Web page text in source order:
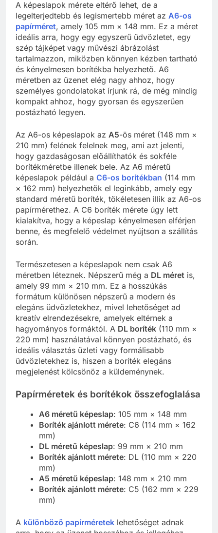
A képeslapok mérete eltérő lehet, de a
legelterjedtebb és legismertebb méret az A6-os
papírméret, amely 105 mm × 148 mm. Ez a méret
ideális arra, hogy egy egyszerű üdvözletet, egy
szép tájképet vagy művészi ábrázolást
tartalmazzon, miközben könnyen kézben tartható
és kényelmesen borítékba helyezhető. A6
méretben az üzenet elég nagy ahhoz, hogy
személyes gondolatokat írjunk rá, de még mindig
kompakt ahhoz, hogy gyorsan és egyszerűen
postázható legyen.
Az A6-os képeslapok az A5-ös méret (148 mm ×
210 mm) felének felelnek meg, ami azt jelenti,
hogy gazdaságosan előállíthatók és sokféle
borítékméretbe illenek bele. Az A6 méretű
képeslapok például a C6-os borítékban (114 mm
× 162 mm) helyezhetők el leginkább, amely egy
standard méretű boríték, tökéletesen illik az A6-os
papírmérethez. A C6 boríték mérete úgy lett
kialakítva, hogy a képeslap kényelmesen elférjen
benne, és megfelelő védelmet nyújtson a szállítás
során.
Természetesen a képeslapok nem csak A6
méretben léteznek. Népszerű még a DL méret is,
amely 99 mm × 210 mm. Ez a hosszúkás
formátum különösen népszerű a modern és
elegáns üdvözletekhez, mivel lehetőséget ad
kreatív elrendezésekre, amelyek eltérnek a
hagyományos formáktól. A DL boríték (110 mm ×
220 mm) használatával könnyen postázható, és
ideális választás üzleti vagy formálisabb
üdvözletekhez is, hiszen a boríték elegáns
megjelenést kölcsönöz a küldeménynek.
Papírméretek és borítékok összefoglalása
A6 méretű képeslap: 105 mm × 148 mm
Boríték ajánlott mérete: C6 (114 mm × 162
mm)
DL méretű képeslap: 99 mm × 210 mm
Boríték ajánlott mérete: DL (110 mm × 220
mm)
A5 méretű képeslap: 148 mm × 210 mm
Boríték ajánlott mérete: C5 (162 mm × 229
mm)
A különböző papírméretek lehetőséget adnak